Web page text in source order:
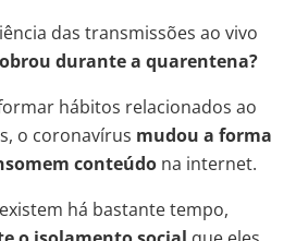
das transmissões ao vivo
durante a quarentena?
hábitos relacionados ao
o coronavírus mudou a forma
conteúdo na internet.
há bastante tempo,